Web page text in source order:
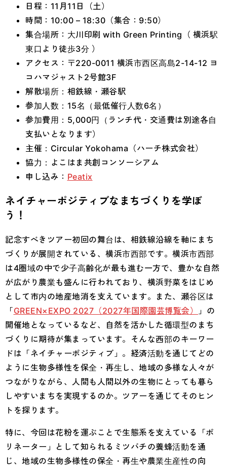
日程：11月11日（土）
時間：10:00 – 18:30（集合：9:50）
集合場所：大川印刷 with Green Printing（ 横浜駅
東口より徒歩3分 ）
アクセス：〒220-0011 横浜市西区高島2-14-12 ヨ
コハマジャスト2号館3F
解散場所：相鉄線・瀬谷駅
参加人数：15名（最低催行人数6名）
参加費用：5,000円（ランチ代・交通費は別途各自
支払いとなります）
主催：Circular Yokohama（ハーチ株式会社）
協力：よこはま共創コンソーシアム
申し込み： Peatix
ネイチャーポジティブなまちづくりを学ぼ
う！
記念すべきツアー初回の舞台は、相鉄線沿線を軸にまち
づくりが展開されている、横浜市西部です。横浜市西部
は4圏域の中で少子高齢化が最も進む一方で、豊かな自然
が広がり農業も盛んに行われており、横浜野菜をはじめ
として市内の地産地消を支えています。また、瀬谷区は
「GREEN×EXPO 2027（2027年国際園芸博覧会）
」の
開催地となっているなど、自然を活かした循環型のまち
づくりに期待が集まっています。そんな西部のキーワー
ドは「ネイチャーポジティブ」。経済活動を通じてどの
ように生物多様性を保全・再生し、地域の多様な人々が
つながりながら、人間も人間以外の生物にとっても暮ら
しやすいまちを実現するのか。ツアーを通じてそのヒン
トを探ります。
特に、今回は花粉を運ぶことで生態系を支えている「ポ
リネーター」として知られるミツバチの養蜂活動を通
じ、地域の生物多様性の保全・再生や農業生産性の向